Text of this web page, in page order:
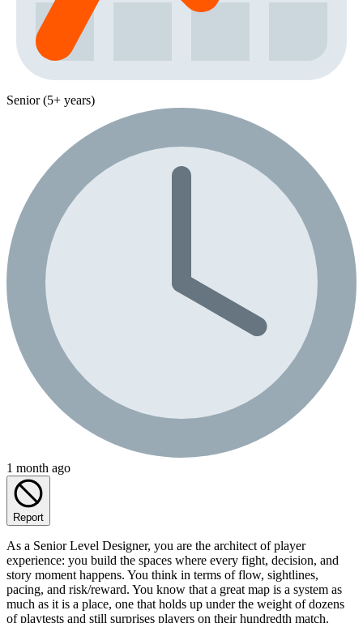
Senior (5+ years)
1 month ago
Report
As a Senior Level Designer, you are the architect of player
experience: you build the spaces where every fight, decision, and
story moment happens. You think in terms of flow, sightlines,
pacing, and risk/reward. You know that a great map is a system as
much as it is a place, one that holds up under the weight of dozens
of playtests and still surprises players on their hundredth match.